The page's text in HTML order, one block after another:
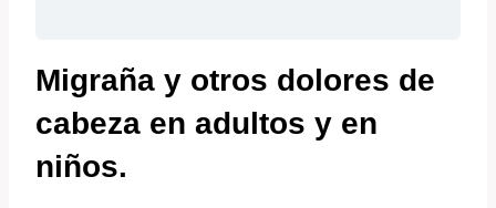
Migraña y otros dolores de
cabeza en adultos y en
niños.